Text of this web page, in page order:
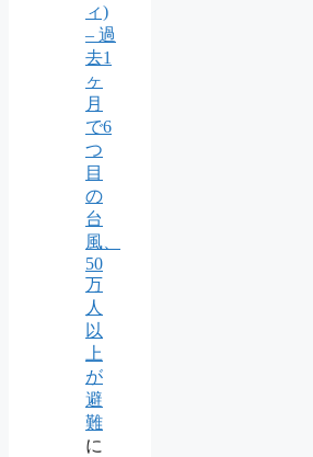
ィ)
– 過
去1
ヶ
月
で6
つ
目
の
台
風、
50
万
人
以
上
が
避
難
に